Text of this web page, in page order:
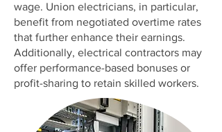
wage. Union electricians, in particular,
benefit from negotiated overtime rates
that further enhance their earnings.
Additionally, electrical contractors may
offer performance-based bonuses or
profit-sharing to retain skilled workers.